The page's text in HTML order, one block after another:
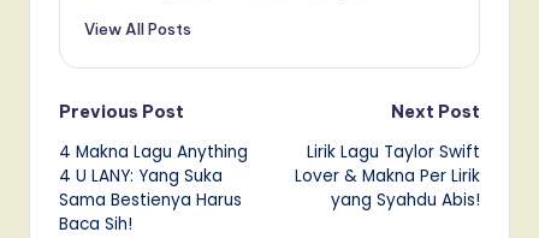
View All Posts
Post
navigation
Previous Post
4 Makna Lagu Anything
4 U LANY: Yang Suka
Sama Bestienya Harus
Baca Sih!
Next Post
Lirik Lagu Taylor Swift
Lover & Makna Per Lirik
yang Syahdu Abis!